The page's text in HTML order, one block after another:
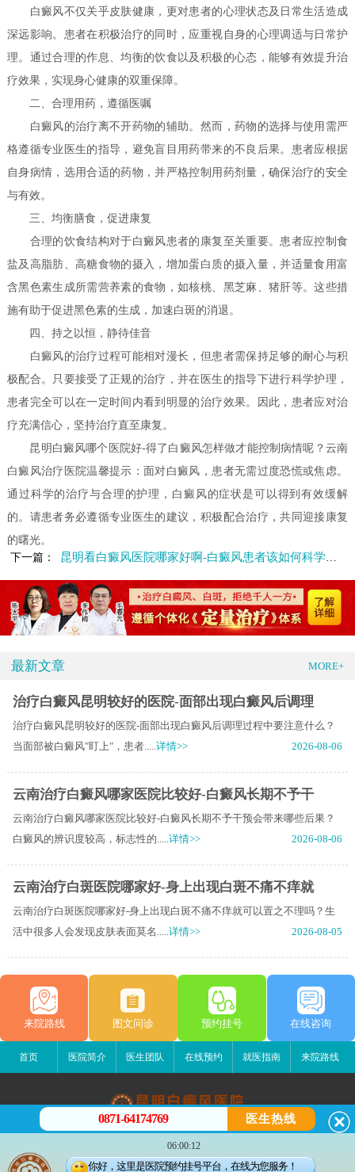
白癜风不仅关乎皮肤健康，更对患者的心理状态及日常生活造成
深远影响。患者在积极治疗的同时，应重视自身的心理调适与日常护
理。通过合理的作息、均衡的饮食以及积极的心态，能够有效提升治
疗效果，实现身心健康的双重保障。
二、合理用药，遵循医嘱
白癜风的治疗离不开药物的辅助。然而，药物的选择与使用需严
格遵循专业医生的指导，避免盲目用药带来的不良后果。患者应根据
自身病情，选用合适的药物，并严格控制用药剂量，确保治疗的安全
与有效。
三、均衡膳食，促进康复
合理的饮食结构对于白癜风患者的康复至关重要。患者应控制食
盐及高脂肪、高糖食物的摄入，增加蛋白质的摄入量，并适量食用富
含黑色素生成所需营养素的食物，如核桃、黑芝麻、猪肝等。这些措
施有助于促进黑色素的生成，加速白斑的消退。
四、持之以恒，静待佳音
白癜风的治疗过程可能相对漫长，但患者需保持足够的耐心与积
极配合。只要接受了正规的治疗，并在医生的指导下进行科学护理，
患者完全可以在一定时间内看到明显的治疗效果。因此，患者应对治
疗充满信心，坚持治疗直至康复。
昆明白癜风哪个医院好-得了白癜风怎样做才能控制病情呢？云南
白癜风治疗医院温馨提示：面对白癜风，患者无需过度恐慌或焦虑。
通过科学的治疗与合理的护理，白癜风的症状是可以得到有效缓解
的。请患者务必遵循专业医生的建议，积极配合治疗，共同迎接康复
的曙光。
下一篇：
昆明看白癜风医院哪家好啊-白癜风患者该如何科学运动呢
最新文章 MORE+
治疗白癜风昆明较好的医院-面部出现白癜风后调理
治疗白癜风昆明较好的医院-面部出现白癜风后调理过程中要注意什么？
当面部被白癜风"盯上"，患者.....详情>> 2026-08-06
云南治疗白癜风哪家医院比较好-白癜风长期不予干
云南治疗白癜风哪家医院比较好-白癜风长期不予干预会带来哪些后果？
白癜风的辨识度较高，标志性的.....详情>> 2026-08-06
云南治疗白斑医院哪家好-身上出现白斑不痛不痒就
云南治疗白斑医院哪家好-身上出现白斑不痛不痒就可以置之不理吗？生
活中很多人会发现皮肤表面莫名.....详情>> 2026-08-05
来院路线 图文问诊 预约挂号 在线咨询
首页 医院简介 医生团队 在线预约 就医指南 来院路线
昆明白癜风医院
昆明市五华区护国路2号
版权所有：昆明白癜风医院
0871-64174769 医生热线
06:00:12
你好，这里是医院预约挂号平台，在线为您服务！